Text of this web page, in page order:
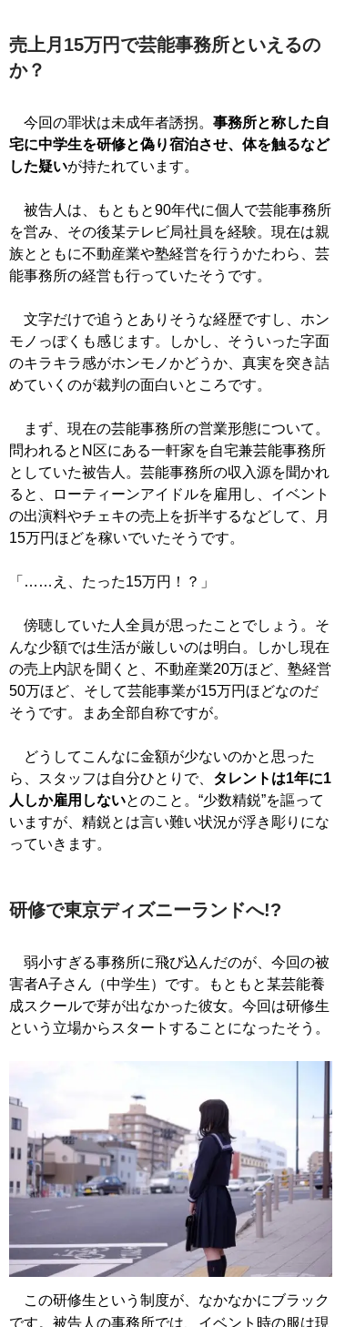
売上月15万円で芸能事務所といえるの
か？
今回の罪状は未成年者誘拐。 事務所と称した自
宅に中学生を研修と偽り宿泊させ、体を触るなど
した疑いが持たれています。
被告人は、もともと90年代に個人で芸能事務所
を営み、その後某テレビ局社員を経験。現在は親
族とともに不動産業や塾経営を行うかたわら、芸
能事務所の経営も行っていたそうです。
文字だけで追うとありそうな経歴ですし、ホン
モノっぽくも感じます。しかし、そういった字面
のキラキラ感がホンモノかどうか、真実を突き詰
めていくのが裁判の面白いところです。
まず、現在の芸能事務所の営業形態について。
問われるとN区にある一軒家を自宅兼芸能事務所
としていた被告人。芸能事務所の収入源を聞かれ
ると、ローティーンアイドルを雇用し、イベント
の出演料やチェキの売上を折半するなどして、月
15万円ほどを稼いでいたそうです。
「……え、たった15万円！？」
傍聴していた人全員が思ったことでしょう。そ
んな少額では生活が厳しいのは明白。しかし現在
の売上内訳を聞くと、不動産業20万ほど、塾経営
50万ほど、そして芸能事業が15万円ほどなのだ
そうです。まあ全部自称ですが。
どうしてこんなに金額が少ないのかと思った
ら、スタッフは自分ひとりで、 タレントは1年に1
人しか雇用しないとのこと。“少数精鋭”を謳って
いますが、精鋭とは言い難い状況が浮き彫りにな
っていきます。
研修で東京ディズニーランドへ!?
弱小すぎる事務所に飛び込んだのが、今回の被
害者A子さん（中学生）です。もともと某芸能養
成スクールで芽が出なかった彼女。今回は研修生
という立場からスタートすることになったそう。
この研修生という制度が、なかなかにブラック
です。被告人の事務所では、イベント時の服は現